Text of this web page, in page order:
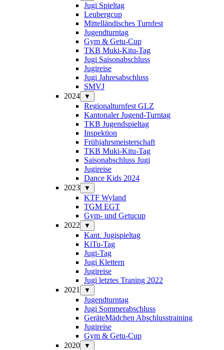
Jugi Spieltag
Leubergcup
Mittelländisches Turnfest
Jugendturntag
Gym & Getu-Cup
TKB Muki-Kitu-Tag
Jugi Saisonabschluss
Jugireise
Jugi Jahresabschluss
SMVJ
2024
▼
Regionalturnfest GLZ
Kantonaler Jugend-Turntag
TKB Jugendspieltag
Inspektion
Frühjahrsmeisterschaft
TKB Muki-Kitu-Tag
Saisonabschluss Jugi
Jugireise
Dance Kids 2024
2023
▼
KTF Wyland
TGM EGT
Gym- und Getucup
2022
▼
Kant. Jugispieltag
KiTu-Tag
Jugi-Tag
Jugi Klettern
Jugireise
Jugi letztes Traning 2022
2021
▼
Jugendturntag
Jugi Sommerabschluss
GeräteMädchen Abschlusstraining
Jugireise
Gym & Getu-Cup
2020
▼